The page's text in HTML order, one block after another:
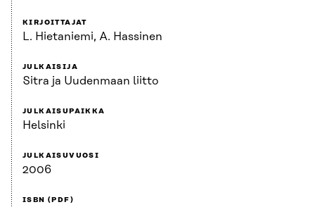
KIRJOITTAJAT
L. Hietaniemi, A. Hassinen
JULKAISIJA
Sitra ja Uudenmaan liitto
JULKAISUPAIKKA
Helsinki
JULKAISUVUOSI
2006
ISBN (PDF)